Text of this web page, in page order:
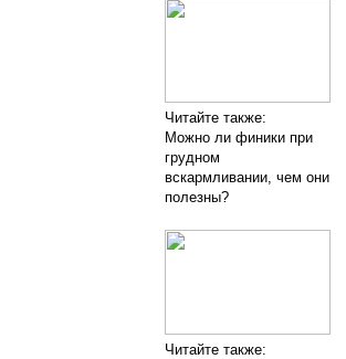
Читайте также:
Можно ли финики при
грудном
вскармливании, чем они
полезны?
Читайте также: